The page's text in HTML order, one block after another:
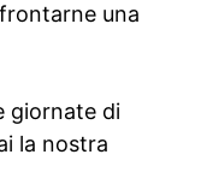
una
giornate di
la nostra